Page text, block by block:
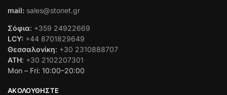
mail: sales@stonet.gr
Σόφια: +359 24922669
LCY: +44 8701829649
Θεσσαλονίκη: +30 2310888707
ATH: +30 2102207301
Mon – Fri: 10:00–20:00
ΑΚΟΛΟΥΘΉΣΤΕ